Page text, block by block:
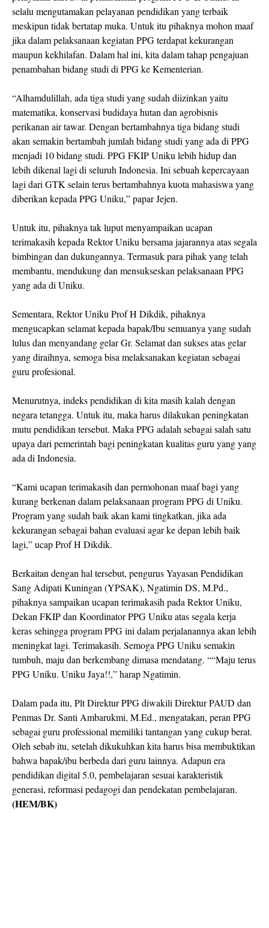
selalu mengutamakan pelayanan pendidikan yang terbaik
meskipun tidak bertatap muka. Untuk itu pihaknya mohon maaf
jika dalam pelaksanaan kegiatan PPG terdapat kekurangan
maupun kekhilafan. Dalam hal ini, kita dalam tahap pengajuan
penambahan bidang studi di PPG ke Kementerian.
“Alhamdulillah, ada tiga studi yang sudah diizinkan yaitu
matematika, konservasi budidaya hutan dan agrobisnis
perikanan air tawar. Dengan bertambahnya tiga bidang studi
akan semakin bertambah jumlah bidang studi yang ada di PPG
menjadi 10 bidang studi. PPG FKIP Uniku lebih hidup dan
lebih dikenal lagi di seluruh Indonesia. Ini sebuah kepercayaan
lagi dari GTK selain terus bertambahnya kuota mahasiswa yang
diberikan kepada PPG Uniku,” papar Jejen.
Untuk itu, pihaknya tak luput menyampaikan ucapan
terimakasih kepada Rektor Uniku bersama jajarannya atas segala
bimbingan dan dukungannya. Termasuk para pihak yang telah
membantu, mendukung dan mensukseskan pelaksanaan PPG
yang ada di Uniku.
Sementara, Rektor Uniku Prof H Dikdik, pihaknya
mengucapkan selamat kepada bapak/Ibu semuanya yang sudah
lulus dan menyandang gelar Gr. Selamat dan sukses atas gelar
yang diraihnya, semoga bisa melaksanakan kegiatan sebagai
guru profesional.
Menurutnya, indeks pendidikan di kita masih kalah dengan
negara tetangga. Untuk itu, maka harus dilakukan peningkatan
mutu pendidikan tersebut. Maka PPG adalah sebagai salah satu
upaya dari pemerintah bagi peningkatan kualitas guru yang yang
ada di Indonesia.
“Kami ucapan terimakasih dan permohonan maaf bagi yang
kurang berkenan dalam pelaksanaan program PPG di Uniku.
Program yang sudah baik akan kami tingkatkan, jika ada
kekurangan sebagai bahan evaluasi agar ke depan lebih baik
lagi,” ucap Prof H Dikdik.
Berkaitan dengan hal tersebut, pengurus Yayasan Pendidikan
Sang Adipati Kuningan (YPSAK), Ngatimin DS, M.Pd.,
pihaknya sampaikan ucapan terimakasih pada Rektor Uniku,
Dekan FKIP dan Koordinator PPG Uniku atas segala kerja
keras sehingga program PPG ini dalam perjalanannya akan lebih
meningkat lagi. Terimakasih. Semoga PPG Uniku semakin
tumbuh, maju dan berkembang dimasa mendatang. ““Maju terus
PPG Uniku. Uniku Jaya!!,” harap Ngatimin.
Dalam pada itu, Plt Direktur PPG diwakili Direktur PAUD dan
Penmas Dr. Santi Ambarukmi, M.Ed., mengatakan, peran PPG
sebagai guru professional memiliki tantangan yang cukup berat.
Oleh sebab itu, setelah dikukuhkan kita harus bisa membuktikan
bahwa bapak/ibu berbeda dari guru lainnya. Adapun era
pendidikan digital 5.0, pembelajaran sesuai karakteristik
generasi, reformasi pedagogi dan pendekatan pembelajaran.
(HEM/BK)